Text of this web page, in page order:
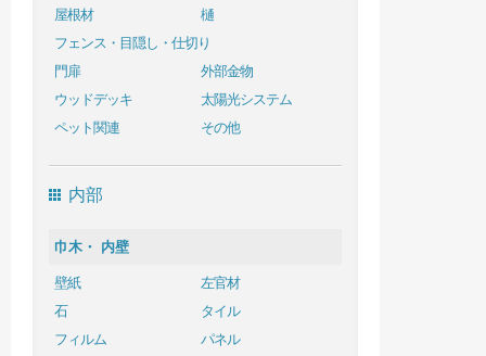
屋根材
樋
フェンス・目隠し・仕切り
門扉
外部金物
ウッドデッキ
太陽光システム
ペット関連
その他
内部
巾木・ 内壁
壁紙
左官材
石
タイル
フィルム
パネル